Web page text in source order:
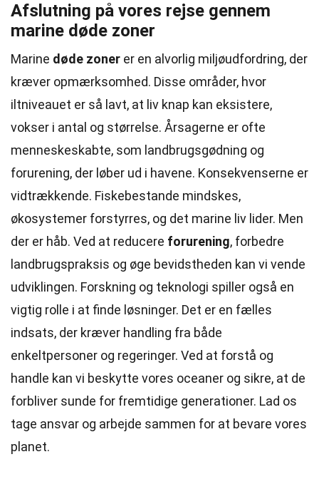
Afslutning på vores rejse gennem
marine døde zoner
Marine døde zoner er en alvorlig miljøudfordring, der
kræver opmærksomhed. Disse områder, hvor
iltniveauet er så lavt, at liv knap kan eksistere,
vokser i antal og størrelse. Årsagerne er ofte
menneskeskabte, som landbrugsgødning og
forurening, der løber ud i havene. Konsekvenserne er
vidtrækkende. Fiskebestande mindskes,
økosystemer forstyrres, og det marine liv lider. Men
der er håb. Ved at reducere forurening, forbedre
landbrugspraksis og øge bevidstheden kan vi vende
udviklingen. Forskning og teknologi spiller også en
vigtig rolle i at finde løsninger. Det er en fælles
indsats, der kræver handling fra både
enkeltpersoner og regeringer. Ved at forstå og
handle kan vi beskytte vores oceaner og sikre, at de
forbliver sunde for fremtidige generationer. Lad os
tage ansvar og arbejde sammen for at bevare vores
planet.